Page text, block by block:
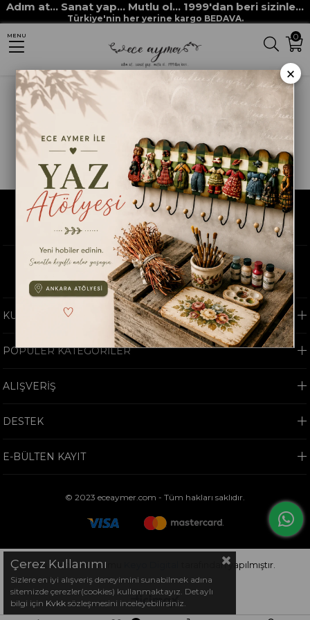
Adım at... Sanat yap... Mutlu ol... 1999'dan beri sizinle...
Türkiye'nin her yerine kargo BEDAVA.
0
MENU
KURUMSAL
POPÜLER KATEGORİLER
ALIŞVERİŞ
DESTEK
E-BÜLTEN KAYIT
© 2023 eceaymer.com - Tüm hakları saklıdır.
Bu sitenin kurulumu tarafından yapılmıştır.
Çerez Kullanımı
Sizlere en iyi alışveriş deneyimini sunabilmek adına
sitemizde çerezler(cookies) kullanmaktayız. Detaylı
bilgi için Kvkk sözleşmesini inceleyebilirsiniz.
×